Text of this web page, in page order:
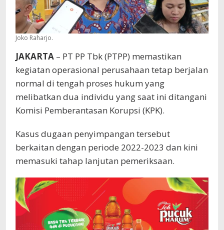
Joko Raharjo.
JAKARTA – PT PP Tbk (PTPP) memastikan
kegiatan operasional perusahaan tetap berjalan
normal di tengah proses hukum yang
melibatkan dua individu yang saat ini ditangani
Komisi Pemberantasan Korupsi (KPK).
Kasus dugaan penyimpangan tersebut
berkaitan dengan periode 2022-2023 dan kini
memasuki tahap lanjutan pemeriksaan.